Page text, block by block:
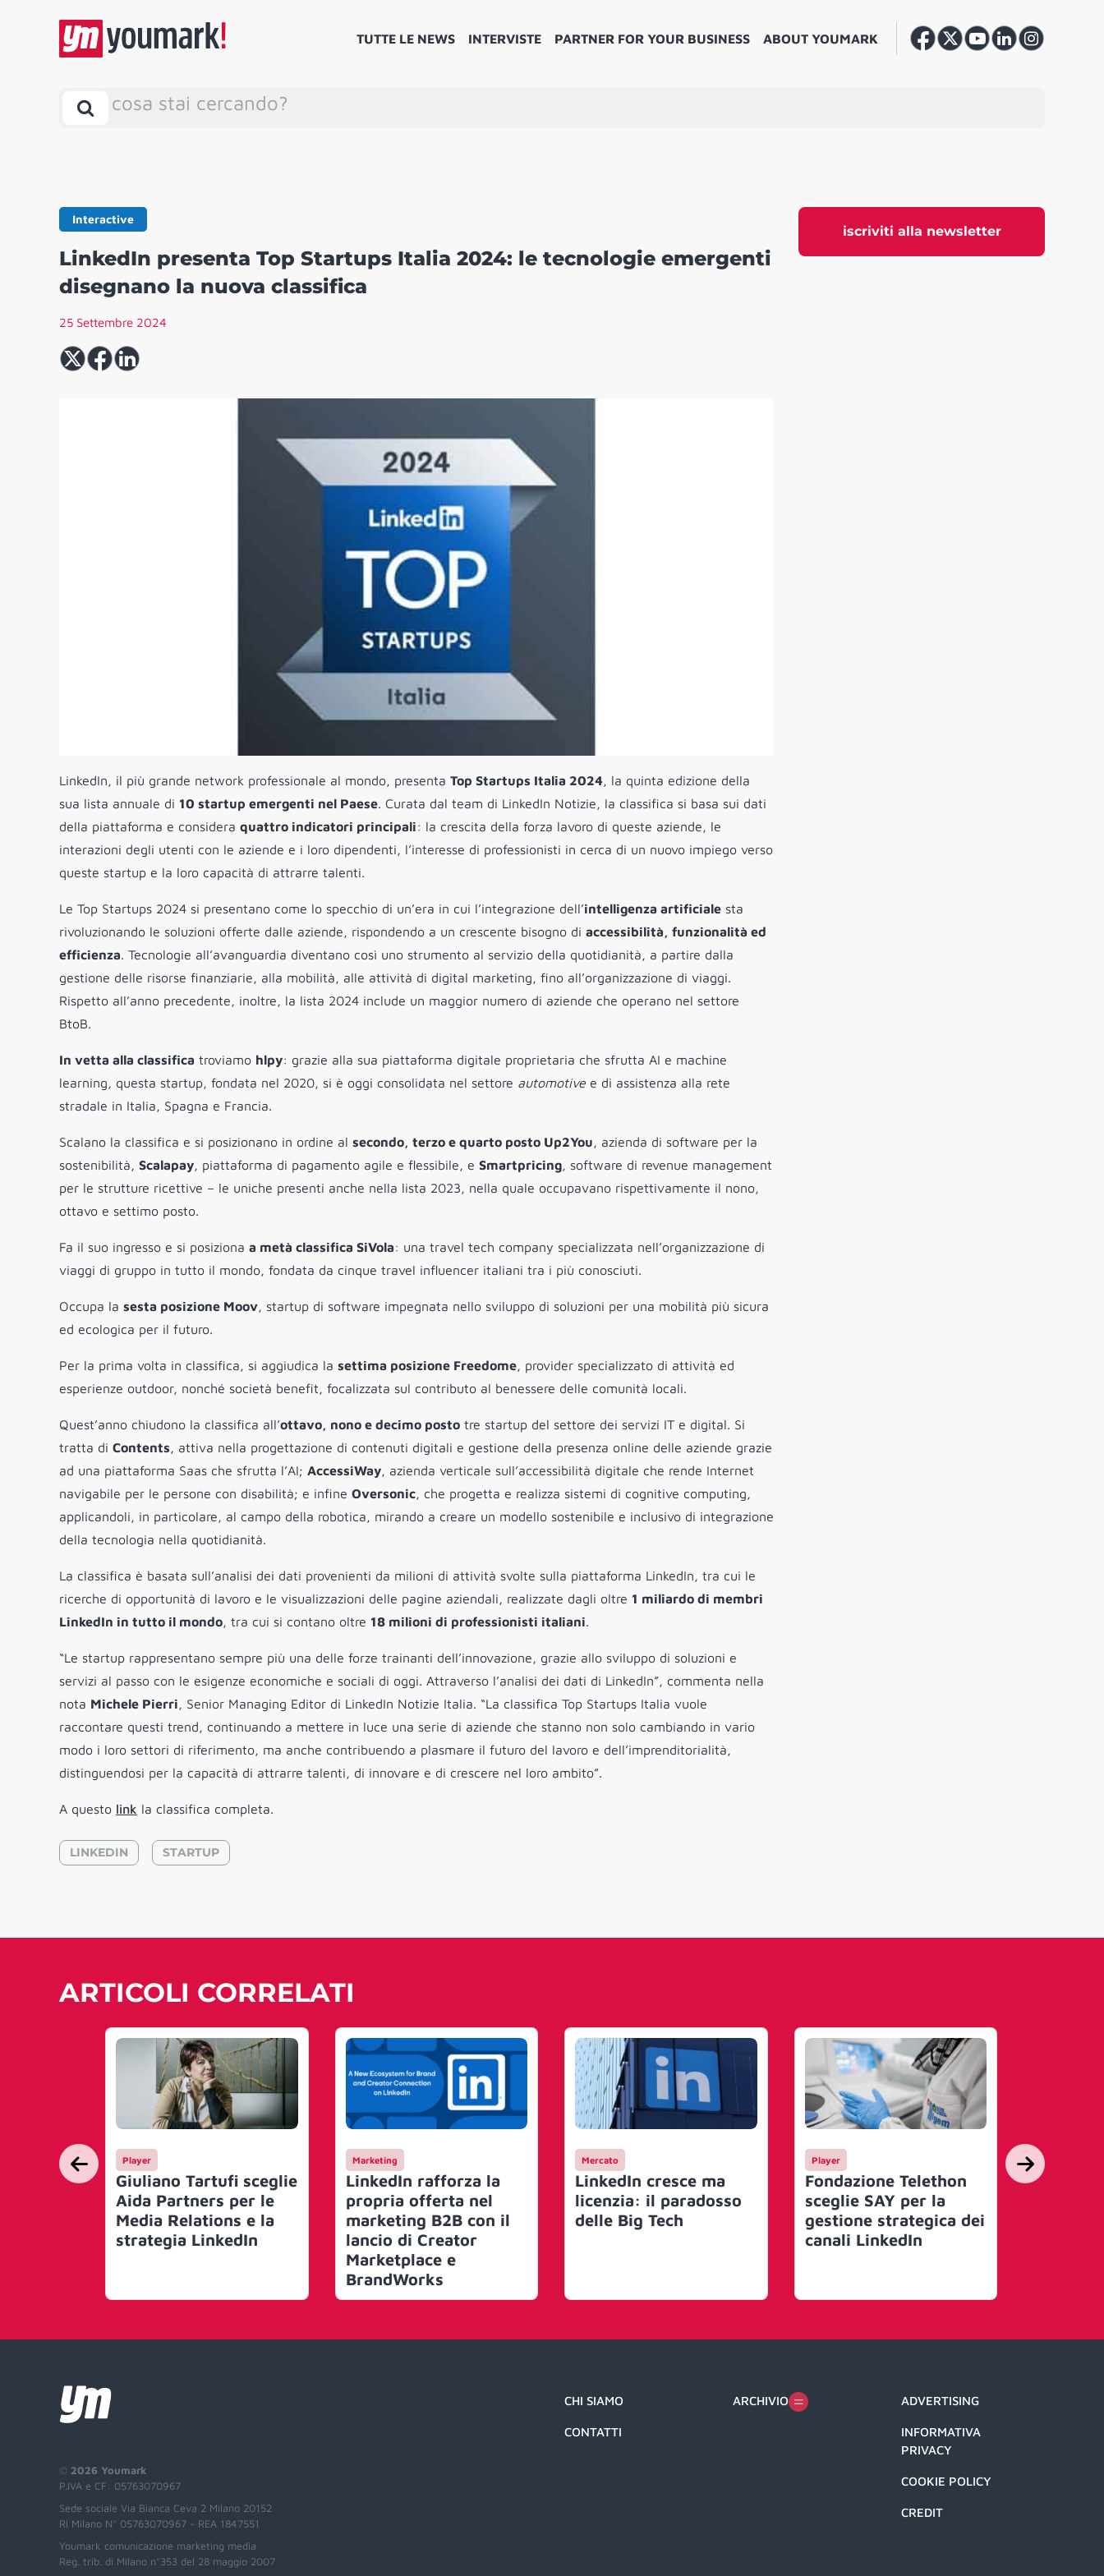
TUTTE LE NEWS INTERVISTE PARTNER FOR YOUR BUSINESS ABOUT YOUMARK
cosa stai cercando?
iscriviti alla newsletter
Interactive
LinkedIn presenta Top Startups Italia 2024: le tecnologie emergenti
disegnano la nuova classifica
25 Settembre 2024
LinkedIn, il più grande network professionale al mondo, presenta Top Startups Italia 2024, la quinta edizione della
sua lista annuale di 10 startup emergenti nel Paese. Curata dal team di LinkedIn Notizie, la classifica si basa sui dati
della piattaforma e considera quattro indicatori principali: la crescita della forza lavoro di queste aziende, le
interazioni degli utenti con le aziende e i loro dipendenti, l’interesse di professionisti in cerca di un nuovo impiego verso
queste startup e la loro capacità di attrarre talenti.
Le Top Startups 2024 si presentano come lo specchio di un’era in cui l’integrazione dell’intelligenza artificiale sta
rivoluzionando le soluzioni offerte dalle aziende, rispondendo a un crescente bisogno di accessibilità, funzionalità ed
efficienza. Tecnologie all’avanguardia diventano così uno strumento al servizio della quotidianità, a partire dalla
gestione delle risorse finanziarie, alla mobilità, alle attività di digital marketing, fino all’organizzazione di viaggi.
Rispetto all’anno precedente, inoltre, la lista 2024 include un maggior numero di aziende che operano nel settore
BtoB.
In vetta alla classifica troviamo hlpy: grazie alla sua piattaforma digitale proprietaria che sfrutta AI e machine
learning, questa startup, fondata nel 2020, si è oggi consolidata nel settore automotive e di assistenza alla rete
stradale in Italia, Spagna e Francia.
Scalano la classifica e si posizionano in ordine al secondo, terzo e quarto posto Up2You, azienda di software per la
sostenibilità, Scalapay, piattaforma di pagamento agile e flessibile, e Smartpricing, software di revenue management
per le strutture ricettive – le uniche presenti anche nella lista 2023, nella quale occupavano rispettivamente il nono,
ottavo e settimo posto.
Fa il suo ingresso e si posiziona a metà classifica SiVola: una travel tech company specializzata nell’organizzazione di
viaggi di gruppo in tutto il mondo, fondata da cinque travel influencer italiani tra i più conosciuti.
Occupa la sesta posizione Moov, startup di software impegnata nello sviluppo di soluzioni per una mobilità più sicura
ed ecologica per il futuro.
Per la prima volta in classifica, si aggiudica la settima posizione Freedome, provider specializzato di attività ed
esperienze outdoor, nonché società benefit, focalizzata sul contributo al benessere delle comunità locali.
Quest’anno chiudono la classifica all’ottavo, nono e decimo posto tre startup del settore dei servizi IT e digital. Si
tratta di Contents, attiva nella progettazione di contenuti digitali e gestione della presenza online delle aziende grazie
ad una piattaforma Saas che sfrutta l’AI; AccessiWay, azienda verticale sull’accessibilità digitale che rende Internet
navigabile per le persone con disabilità; e infine Oversonic, che progetta e realizza sistemi di cognitive computing,
applicandoli, in particolare, al campo della robotica, mirando a creare un modello sostenibile e inclusivo di integrazione
della tecnologia nella quotidianità.
La classifica è basata sull’analisi dei dati provenienti da milioni di attività svolte sulla piattaforma LinkedIn, tra cui le
ricerche di opportunità di lavoro e le visualizzazioni delle pagine aziendali, realizzate dagli oltre 1 miliardo di membri
LinkedIn in tutto il mondo, tra cui si contano oltre 18 milioni di professionisti italiani.
“Le startup rappresentano sempre più una delle forze trainanti dell’innovazione, grazie allo sviluppo di soluzioni e
servizi al passo con le esigenze economiche e sociali di oggi. Attraverso l’analisi dei dati di LinkedIn”, commenta nella
nota Michele Pierri, Senior Managing Editor di LinkedIn Notizie Italia. “La classifica Top Startups Italia vuole
raccontare questi trend, continuando a mettere in luce una serie di aziende che stanno non solo cambiando in vario
modo i loro settori di riferimento, ma anche contribuendo a plasmare il futuro del lavoro e dell’imprenditorialità,
distinguendosi per la capacità di attrarre talenti, di innovare e di crescere nel loro ambito”.
A questo link la classifica completa.
LINKEDIN STARTUP
ARTICOLI CORRELATI
Player
Giuliano Tartufi sceglie
Aida Partners per le
Media Relations e la
strategia LinkedIn
Marketing
LinkedIn rafforza la
propria offerta nel
marketing B2B con il
lancio di Creator
Marketplace e
BrandWorks
Mercato
LinkedIn cresce ma
licenzia: il paradosso
delle Big Tech
Player
Fondazione Telethon
sceglie SAY per la
gestione strategica dei
canali LinkedIn
Mercato
© 2026 Youmark
P.IVA e CF: 05763070967
Sede sociale Via Bianca Ceva 2 Milano 20152
RI Milano N° 05763070967 - REA 1847551
Youmark comunicazione marketing media
Reg. trib. di Milano n°353 del 28 maggio 2007
CHI SIAMO
CONTATTI
ARCHIVIO ADVERTISING
INFORMATIVA
PRIVACY
COOKIE POLICY
CREDIT